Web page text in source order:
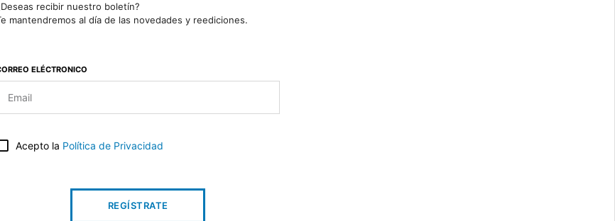
recibir nuestro boletín?
mantendremos al día de las novedades y reediciones.
ELÉCTRONICO
Acepto la Política de Privacidad
REGÍSTRATE